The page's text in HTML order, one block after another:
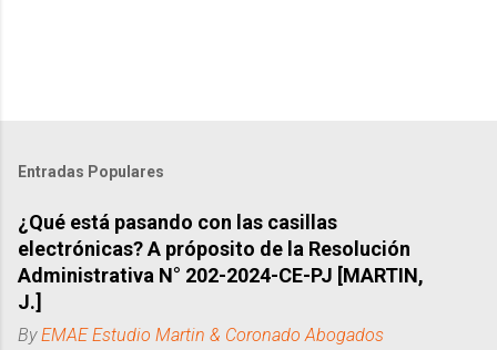
Entradas Populares
¿Qué está pasando con las casillas
electrónicas? A próposito de la Resolución
Administrativa N° 202-2024-CE-PJ [MARTIN,
J.]
ByEMAE Estudio Martin & Coronado Abogados